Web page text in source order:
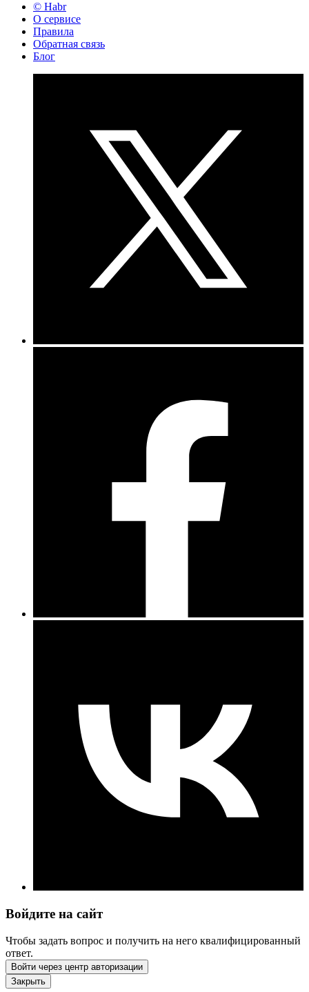
© Habr
О сервисе
Правила
Обратная связь
Блог
Войдите на сайт
Чтобы задать вопрос и получить на него квалифицированный
ответ.
Войти через центр авторизации
Закрыть